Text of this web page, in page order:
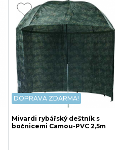
DOPRAVA ZDARMA!
Mivardi rybářský deštník s
bočnicemi Camou-PVC 2,5m